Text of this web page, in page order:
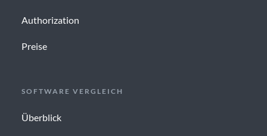
Authorization
Preise
SOFTWARE VERGLEICH
Überblick